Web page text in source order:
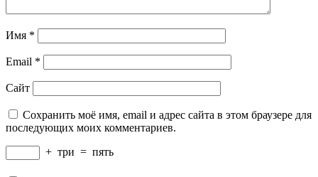
Имя *
Email *
Сайт
Сохранить моё имя, email и адрес сайта в этом браузере для
последующих моих комментариев.
+ три = пять